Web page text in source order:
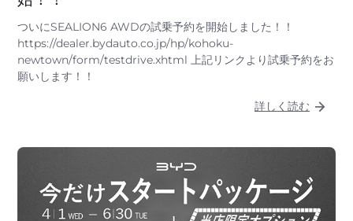
ついにSEALION6 AWDの試乗予約を開始しました！！
https://dealer.bydauto.co.jp/hp/kohoku-
newtown/form/testdrive.xhtml 上記リンクより試乗予約をお
願いします！！
詳しく読む